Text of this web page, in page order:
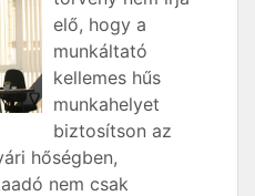
elő, hogy a
munkáltató
kellemes hűs
munkahelyet
biztosítson az
hőségben,
nem csak